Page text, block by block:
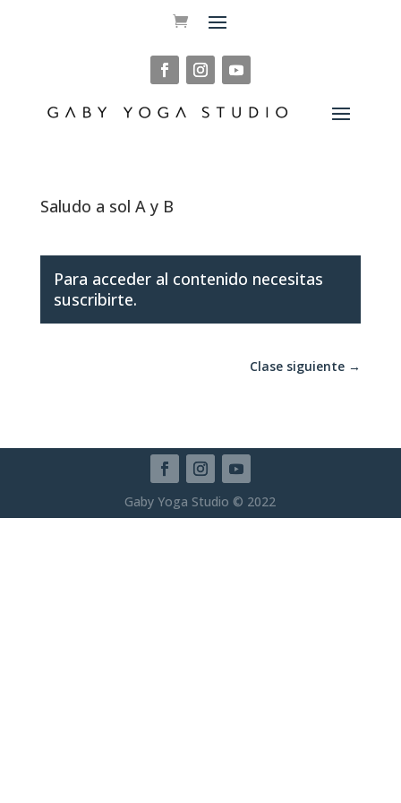
Saludo a sol A y B
Para acceder al contenido necesitas
suscribirte.
Clase siguiente →
Gaby Yoga Studio © 2022